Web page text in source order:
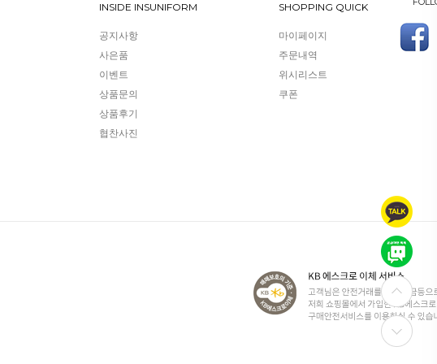
INSIDE INSUNIFORM
공지사항
사은품
이벤트
상품문의
상품후기
협찬사진
SHOPPING QUICK
마이페이지
주문내역
위시리스트
쿠폰